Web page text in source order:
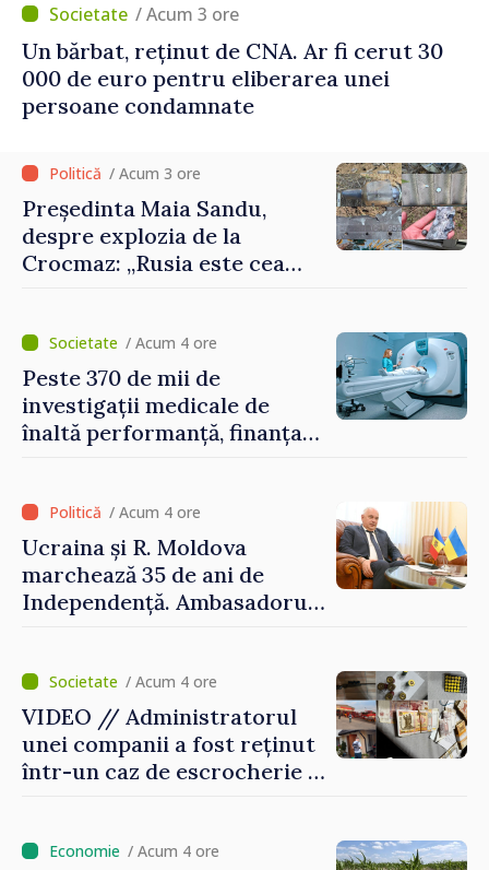
/ Acum 3 ore
Un bărbat, reținut de CNA. Ar fi cerut 30
000 de euro pentru eliberarea unei
persoane condamnate
/ Acum 3 ore
Președinta Maia Sandu,
despre explozia de la
Crocmaz: „Rusia este cea
poartă întreaga vină pentru
pericolul adus la casele
oamenilor noștri”
/ Acum 4 ore
Peste 370 de mii de
investigații medicale de
înaltă performanță, finanțate
/ Acum 4 ore
Ucraina și R. Moldova
marchează 35 de ani de
Independență. Ambasadorul
suntem rezistenți și știm să
ne punctăm prioritățile
pentru viitor”
/ Acum 4 ore
VIDEO // Administratorul
unei companii a fost reținut
într-un caz de escrocherie și
domeniul agricol
/ Acum 4 ore